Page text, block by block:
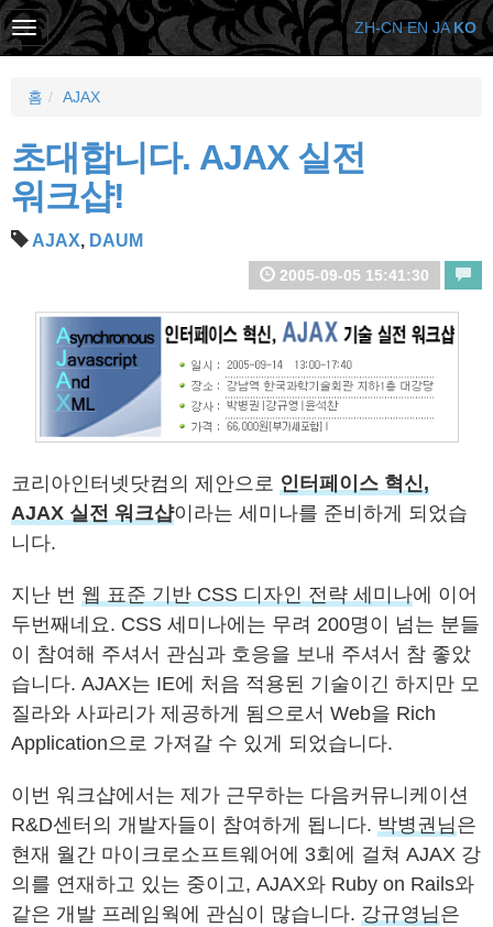
홈 AJAX
초대합니다. AJAX 실전
워크샵!
AJAX, DAUM
2005-09-05 15:41:30
코리아인터넷닷컴의 제안으로 인터페이스 혁신,
AJAX 실전 워크샵이라는 세미나를 준비하게 되었습
니다.
지난 번 웹 표준 기반 CSS 디자인 전략 세미나에 이어
두번째네요. CSS 세미나에는 무려 200명이 넘는 분들
이 참여해 주셔서 관심과 호응을 보내 주셔서 참 좋았
습니다. AJAX는 IE에 처음 적용된 기술이긴 하지만 모
질라와 사파리가 제공하게 됨으로서 Web을 Rich
Application으로 가져갈 수 있게 되었습니다.
이번 워크샵에서는 제가 근무하는 다음커뮤니케이션
R&D센터의 개발자들이 참여하게 됩니다. 박병권님은
현재 월간 마이크로소프트웨어에 3회에 걸쳐 AJAX 강
의를 연재하고 있는 중이고, AJAX와 Ruby on Rails와
같은 개발 프레임웍에 관심이 많습니다. 강규영님은
ZH-CN EN JA KO